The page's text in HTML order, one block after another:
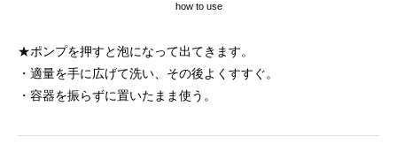
how to use
★ポンプを押すと泡になって出てきます。
・適量を手に広げて洗い、その後よくすすぐ。
・容器を振らずに置いたまま使う。